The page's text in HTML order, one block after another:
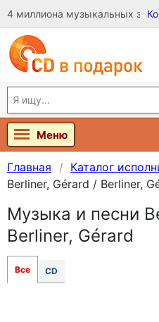
4 миллиона музыкальных
Меню
Главная Каталог
Berliner, Gérard / Berliner,
Музыка и песни
Berliner, Gérard
Все CD